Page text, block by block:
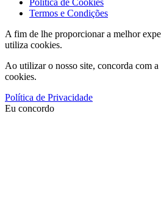
Termos e Condições
A fim de lhe proporcionar a melhor
utiliza cookies.
Ao utilizar o nosso site, concorda com
cookies.
Política de Privacidade
Eu concordo